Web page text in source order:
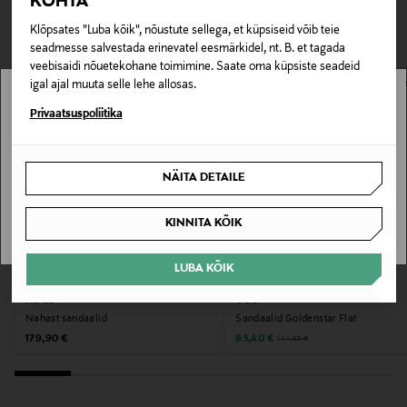
Klõpsates "Luba kõik", nõustute sellega, et küpsiseid võib teie
seadmesse salvestada erinevatel eesmärkidel, nt. B. et tagada
veebisaidi nõuetekohane toimimine. Saate oma küpsiste seadeid
igal ajal muuta selle lehe allosas.
Privaatsuspoliitika
NÄITA DETAILE
KINNITA KÕIK
LUBA KÕIK
Materjal
Nahk. Rihm: TPU. Vooder: 100% polüester. Välistald:
EVA
VIETNAM
11382520
0,00 € – 4,90 €
VAATASID KA
HÖGL
Nahast sandaalid
Original Price
179,90 €
UGG
Sandaalid Goldenstar Flat
Discounted Price
83,40 € Original Price
144,95 €
Stockmann pole Sinu riigis saadaval.
SAAN ARU